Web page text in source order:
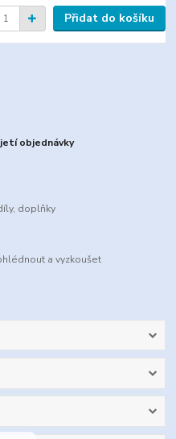
Přidat do košíku
objednávky
doplňky
a vyzkoušet